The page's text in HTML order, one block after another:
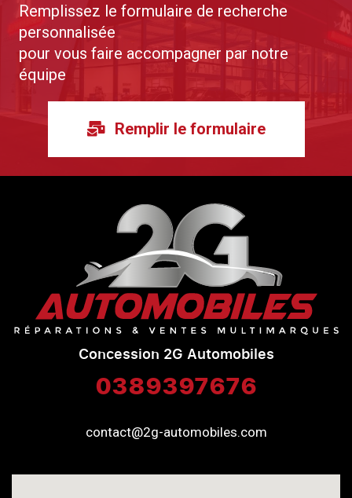
Remplissez le formulaire de recherche
personnalisée
pour vous faire accompagner par notre
équipe
Remplir le formulaire
Concession 2G Automobiles
0389397676
contact@2g-automobiles.com